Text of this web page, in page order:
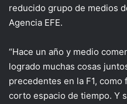
reducido grupo de medios
Agencia EFE.
“Hace un año y medio
logrado muchas cosas
precedentes en la F1,
corto espacio de tiempo. Y